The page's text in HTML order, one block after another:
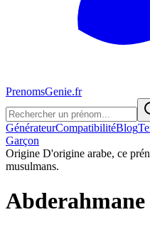
PrenomsGenie.fr
GénérateurCompatibilitéBlog
Garçon
Origine D'origine arabe, ce
musulmans.
Abderahmane